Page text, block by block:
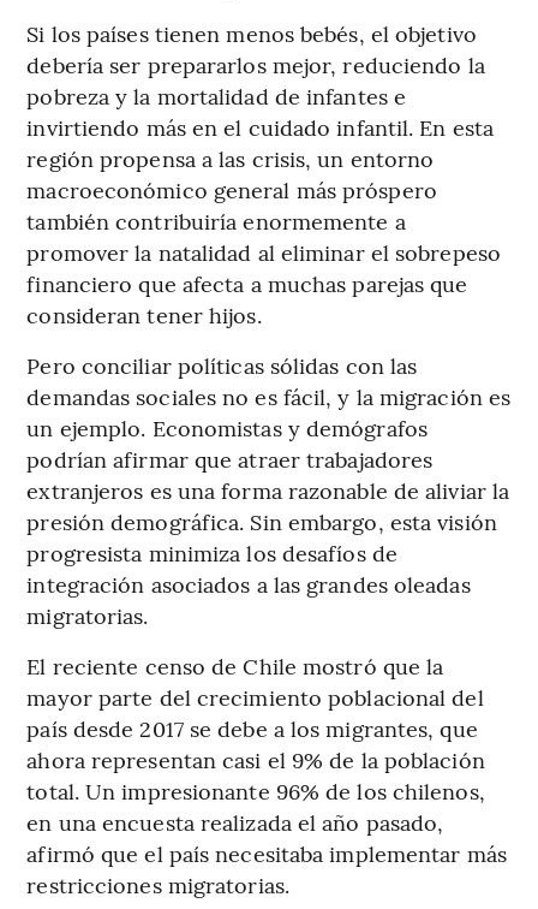
Si los países tienen menos bebés, el objetivo
debería ser prepararlos mejor, reduciendo la
pobreza y la mortalidad de infantes e
invirtiendo más en el cuidado infantil. En esta
región propensa a las crisis, un entorno
macroeconómico general más próspero
también contribuiría enormemente a
promover la natalidad al eliminar el sobrepeso
financiero que afecta a muchas parejas que
consideran tener hijos.
Pero conciliar políticas sólidas con las
demandas sociales no es fácil, y la migración es
un ejemplo. Economistas y demógrafos
podrían afirmar que atraer trabajadores
extranjeros es una forma razonable de aliviar la
presión demográfica. Sin embargo, esta visión
progresista minimiza los desafíos de
integración asociados a las grandes oleadas
migratorias.
El reciente censo de Chile mostró que la
mayor parte del crecimiento poblacional del
país desde 2017 se debe a los migrantes, que
ahora representan casi el 9% de la población
total. Un impresionante 96% de los chilenos,
en una encuesta realizada el año pasado,
afirmó que el país necesitaba implementar más
restricciones migratorias.